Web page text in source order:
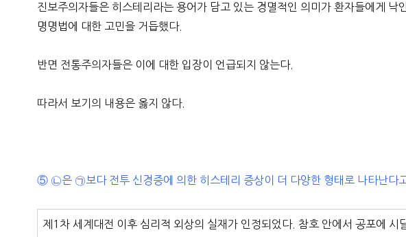
진보주의자들은 히스테리라는 용어가 담고 있는 경멸적인 의미가 환자들에게 낙
명명법에 대한 고민을 거듭했다.
반면 전통주의자들은 이에 대한 입장이 언급되지 않는다.
따라서 보기의 내용은 옳지 않다.
⑤ ㉡은 ㉠보다 전투 신경증에 의한 히스테리 증상이 더 다양한 형태로 나타난다
제1차 세계대전 이후 심리적 외상의 실재가 인정되었다. 참호 안에서 공포에 시